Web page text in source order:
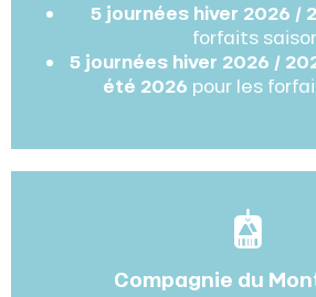
5 journées hiver 2026 /
forfaits
5 journées hiver 2026 /
été 2026 pour les
Compagnie du